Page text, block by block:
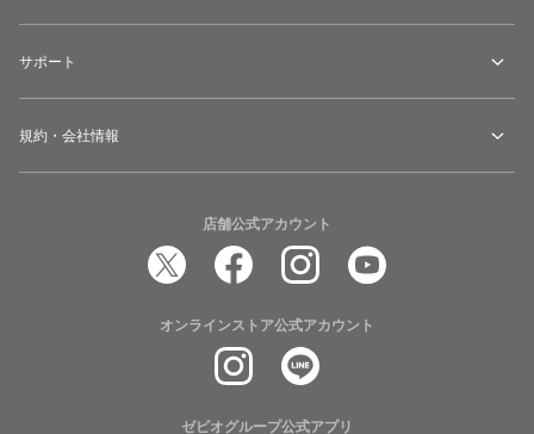
サポート
規約・会社情報
店舗公式アカウント
オンラインストア公式アカウント
ゼビオグループ公式アプリ